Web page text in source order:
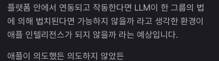
플랫폼 안에서 연동되고 작동한다면 LLM이 한 그룹의 법
에 의해 법치된다면 가능하지 않을까 라고 생각한 환경이
애플 인텔리전스가 되지 않을까 라는 예상입니다.
애플이 의도했든 의도하지 않았든